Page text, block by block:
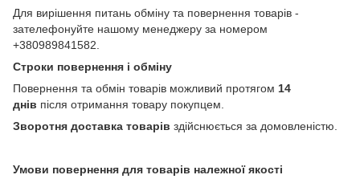
Для вирішення питань обміну та повернення товарів -
зателефонуйте нашому менеджеру за номером
+380989841582.
Строки повернення і обміну
Повернення та обмін товарів можливий протягом 14
днів після отримання товару покупцем.
Зворотня доставка товарів здійснюється за домовленістю.
Умови повернення для товарів належної якості